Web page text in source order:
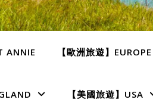
ANNIE 【歐洲旅遊】EUROPE
【美國旅遊】USA